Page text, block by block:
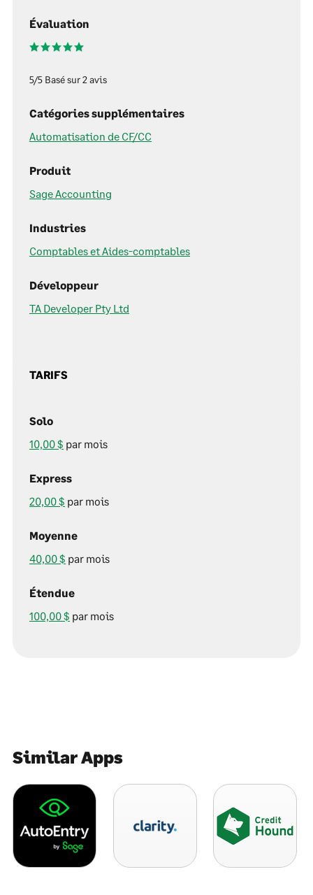
Évaluation
5/5 Basé sur 2 avis
Catégories supplémentaires
Automatisation de CF/CC
Produit
Sage Accounting
Industries
Comptables et Aides-comptables
Développeur
TA Developer Pty Ltd
TARIFS
Solo
10,00 $ par mois
Express
20,00 $ par mois
Moyenne
40,00 $ par mois
Étendue
100,00 $ par mois
Similar Apps